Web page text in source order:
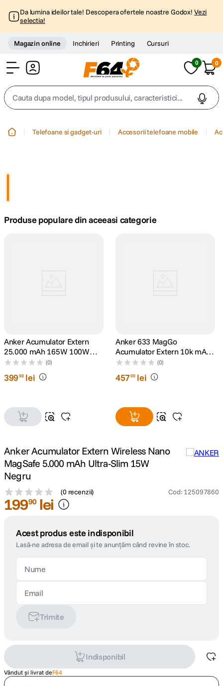
Da lumina ideilor tale! Descopera ofertele noastre Godox! Vezi
selectia!
Magazin online Inchirieri Printing Cursuri
0 0
Cauta dupa model, tipul produsului, caracteristici...
4. peak design
9. dji osmo
10 . insta 360
Telefoane si gadget-uri Accesorii telefoane mobile
Produse populare din aceeasi categorie
Anker Acumulator Extern
25.000 mAh 165W 100W
USB-C Cablu USB-C
Retractabil Gri
(0)
39990 lei
Anker 633 MagGo
Acumulator Extern 10k mAh
15W Negru (0)
45700 lei
Anker Acumulator Extern Wireless Nano
MagSafe 5.000 mAh Ultra-Slim 15W
Negru
(0 recenzii) Cod: 125097860
19990 lei
Acest produs este indisponibil
Lasă-ne adresa de email și te anunțăm când revine în stoc.
Trimite
Indisponibil
Vândut și livrat deF64